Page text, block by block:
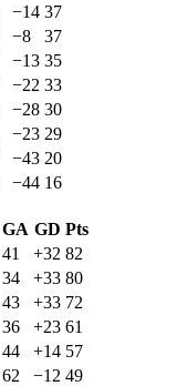
−14 37
−8
37
−13 35
−22 33
−28 30
−23 29
−43 20
−44 16
GA GD Pts
41 +32 82
34 +33 80
43 +33 72
36 +23 61
44 +14 57
62 −12 49